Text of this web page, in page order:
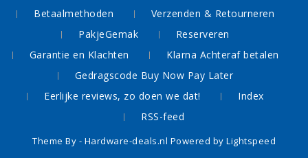
Betaalmethoden
Verzenden & Retourneren
PakjeGemak
Reserveren
Garantie en Klachten
Klarna Achteraf betalen
Gedragscode Buy Now Pay Later
Eerlijke reviews, zo doen we dat!
Index
RSS-feed
Theme By - Hardware-deals.nl Powered by Lightspeed